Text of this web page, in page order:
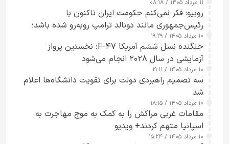
۱۱ مرداد ۱۴۰۵ / ۰۸:۱۸
روبیو: فکر نمی‌کنم حکومت ایران تاکنون با
رئیس‌جمهوری مانند دونالد ترامپ روبه‌رو شده باشد؛
کسی که واقعاً دست به اقدام می‌زند
۱۰ مرداد ۱۴۰۵ / ۱۹:۲۹
جنگنده نسل ششم آمریکا F-۴۷؛ نخستین پرواز
آزمایشی در سال ۲۰۲۸ انجام می‌شود
۱۰ مرداد ۱۴۰۵ / ۱۹:۱۱
سه تصمیم راهبردی دولت برای تقویت دانشگاه‌ها اعلام
شد
۱۰ مرداد ۱۴۰۵ / ۱۸:۱۵
مقامات غربی مراکش را به کمک به موج مهاجرت به
اسپانیا متهم کردند+ ویدیو
۱۰ مرداد ۱۴۰۵ / ۱۵:۲۴